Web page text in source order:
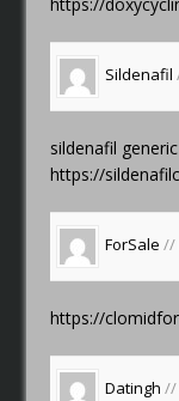
https://
Sildenafil
sildenafil
https://
ForSale //
https://
Datingh